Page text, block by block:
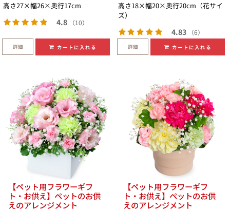
高さ27×幅26×奥行17cm
4.8 （10）
詳細 カートに入れる
高さ18×幅20×奥行20cm（花サイ
ズ）
4.83 （6）
詳細 カートに入れる
【ペット用フラワーギフ
ト・お供え】ペットのお供
えのアレンジメント
【ペット用フラワーギフ
ト・お供え】ペットのお供
えのアレンジメント